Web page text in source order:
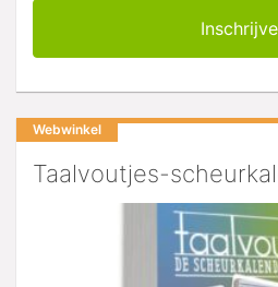
Webwinkel
Taalvoutjes-